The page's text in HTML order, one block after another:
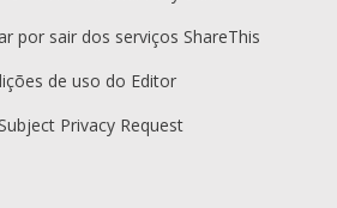
por sair dos serviços ShareThis
de uso do Editor
Privacy Request